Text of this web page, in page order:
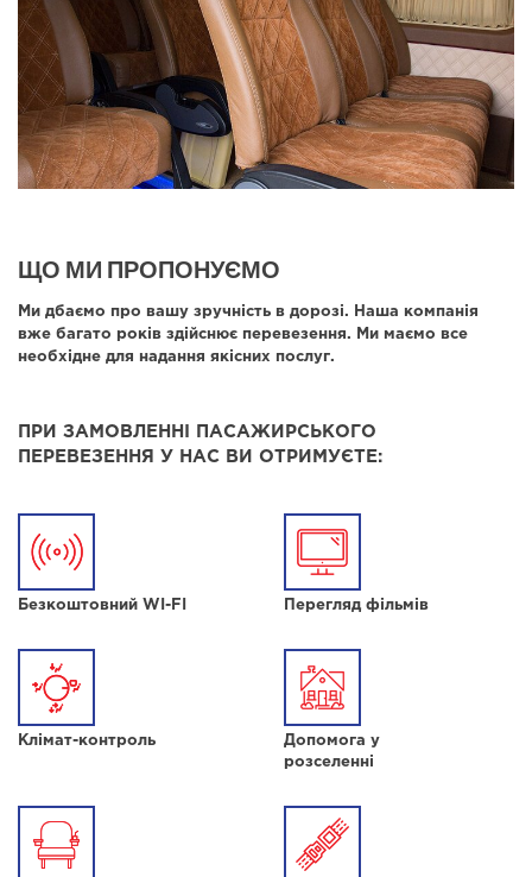
ЩО МИ ПРОПОНУЄМО
Ми дбаємо про вашу зручність в дорозі. Наша компанія
вже багато років здійснює перевезення. Ми маємо все
необхідне для надання якісних послуг.
ПРИ ЗАМОВЛЕННІ ПАСАЖИРСЬКОГО
ПЕРЕВЕЗЕННЯ У НАС ВИ ОТРИМУЄТЕ:
Безкоштовний WI-FI Перегляд фільмів
Клімат-контроль
Допомога у
розселенні